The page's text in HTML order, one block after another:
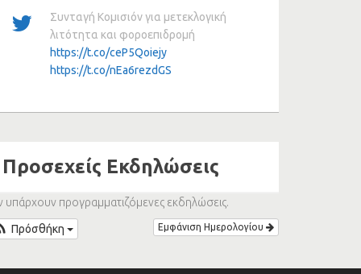
Συνταγή Κομισιόν για μετεκλογική
λιτότητα και φοροεπιδρομή
https://t.co/ceP5Qoiejy
https://t.co/nEa6rezdGS
Προσεχείς Εκδηλώσεις
υπάρχουν προγραμματιζόμενες εκδηλώσεις.
Εμφάνιση Ημερολογίου
Πρόσθήκη